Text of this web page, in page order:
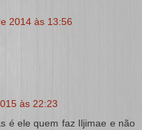
2014 às 13:56
às 22:23
é ele quem faz Iljimae e não